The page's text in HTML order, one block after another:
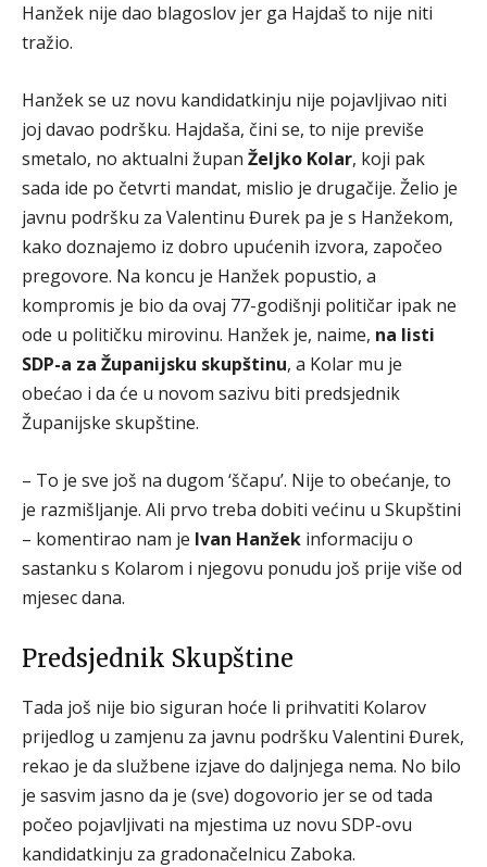
Hanžek nije dao blagoslov jer ga Hajdaš to nije niti
tražio.
Hanžek se uz novu kandidatkinju nije pojavljivao niti
joj davao podršku. Hajdaša, čini se, to nije previše
smetalo, no aktualni župan Željko Kolar, koji pak
sada ide po četvrti mandat, mislio je drugačije. Želio je
javnu podršku za Valentinu Đurek pa je s Hanžekom,
kako doznajemo iz dobro upućenih izvora, započeo
pregovore. Na koncu je Hanžek popustio, a
kompromis je bio da ovaj 77-godišnji političar ipak ne
ode u političku mirovinu. Hanžek je, naime, na listi
SDP-a za Županijsku skupštinu, a Kolar mu je
obećao i da će u novom sazivu biti predsjednik
Županijske skupštine.
– To je sve još na dugom ‘ščapu’. Nije to obećanje, to
je razmišljanje. Ali prvo treba dobiti većinu u Skupštini
– komentirao nam je Ivan Hanžek informaciju o
sastanku s Kolarom i njegovu ponudu još prije više od
mjesec dana.
Predsjednik Skupštine
Tada još nije bio siguran hoće li prihvatiti Kolarov
prijedlog u zamjenu za javnu podršku Valentini Đurek,
rekao je da službene izjave do daljnjega nema. No bilo
je sasvim jasno da je (sve) dogovorio jer se od tada
počeo pojavljivati na mjestima uz novu SDP-ovu
kandidatkinju za gradonačelnicu Zaboka.